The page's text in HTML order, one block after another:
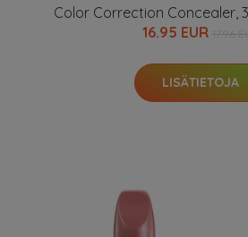
Color Correction Concealer,
16.95 EUR
LISÄTIETOJA